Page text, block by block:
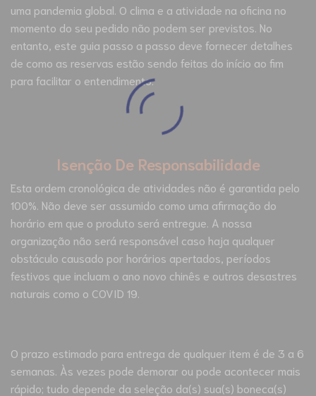
uma pandemia global. O clima e a atividade na oficina no
momento do seu pedido não podem ser previstos. No
entanto, este guia passo a passo deve fornecer detalhes
de como as reservas estão sendo feitas do início ao fim
para facilitar o entendimento.
Isenção De Responsabilidade
Esta ordem cronológica de atividades não é garantida pelo
100%. Não deve ser assumido como uma afirmação do
horário em que o produto será entregue. A nossa
organização não será responsável caso haja qualquer
obstáculo causado por horários apertados, períodos
festivos que incluam o ano novo chinês e outros desastres
naturais como o COVID 19.
O prazo estimado para entrega de qualquer item é de 3 a 6
semanas. Às vezes pode demorar ou pode acontecer mais
rápido; tudo depende da seleção da(s) sua(s) boneca(s)